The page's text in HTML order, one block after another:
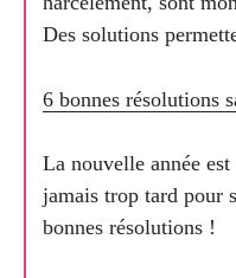
Des solutions
6 bonnes résolutions
La nouvelle année
jamais trop tard pour
bonnes résolutions !